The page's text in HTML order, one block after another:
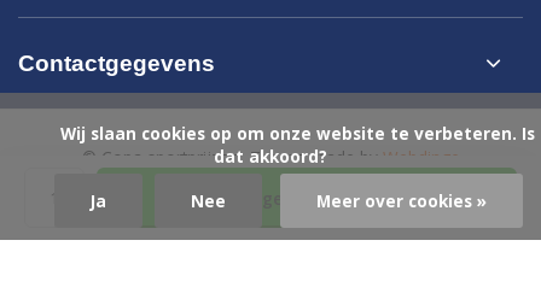
Toevoegen aan winkelwagen
Contactgegevens
Algemene voorwaarden Privacy- & Cookie beleid Sitemap
© Copa sportprijzen- Theme made by Webdinge
dat akkoord?
Ja
Nee Meer over cookies »